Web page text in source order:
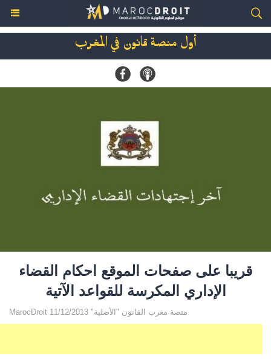
أول منصة قانون في المغرب
قريبا على صفحات الموقع احكام القضاء
الإداري المكرسة للقواعد الآتية
MarocDroit منصة مغرب القانون "الأصلية" 11/12/2013